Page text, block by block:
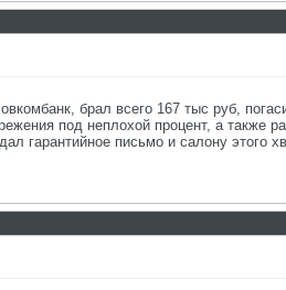
брал всего 167 тыс руб,
под неплохой процент, а также
гарантийное письмо и салону этого